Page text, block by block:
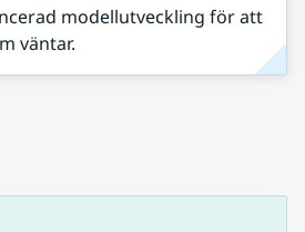
modellutveckling för att
väntar.